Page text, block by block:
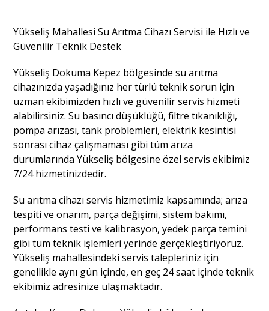
Yükseliş Mahallesi Su Arıtma Cihazı Servisi ile Hızlı ve
Güvenilir Teknik Destek
Yükseliş Dokuma Kepez bölgesinde su arıtma
cihazınızda yaşadığınız her türlü teknik sorun için
uzman ekibimizden hızlı ve güvenilir servis hizmeti
alabilirsiniz. Su basıncı düşüklüğü, filtre tıkanıklığı,
pompa arızası, tank problemleri, elektrik kesintisi
sonrası cihaz çalışmaması gibi tüm arıza
durumlarında Yükseliş bölgesine özel servis ekibimiz
7/24 hizmetinizdedir.
Su arıtma cihazı servis hizmetimiz kapsamında; arıza
tespiti ve onarım, parça değişimi, sistem bakımı,
performans testi ve kalibrasyon, yedek parça temini
gibi tüm teknik işlemleri yerinde gerçekleştiriyoruz.
Yükseliş mahallesindeki servis talepleriniz için
genellikle aynı gün içinde, en geç 24 saat içinde teknik
ekibimiz adresinize ulaşmaktadır.